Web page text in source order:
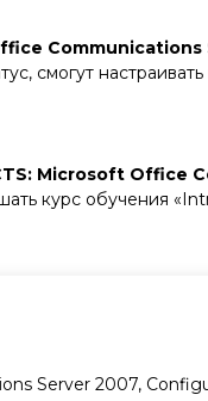
смогут
Microsoft Office
курс обучения
Server 2007,